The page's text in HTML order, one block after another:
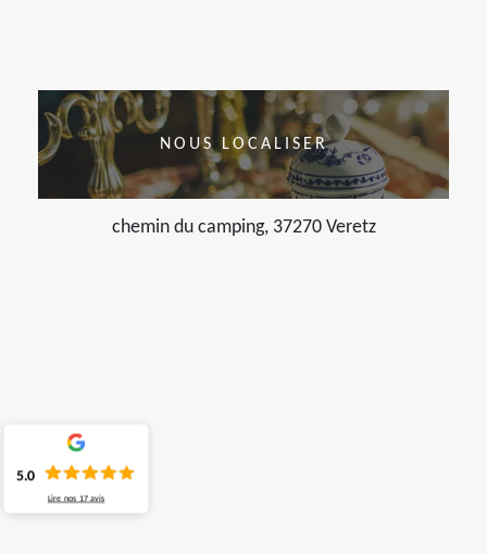
NOUS LOCALISER
chemin du camping, 37270 Veretz
5.0
Lire nos 17 avis